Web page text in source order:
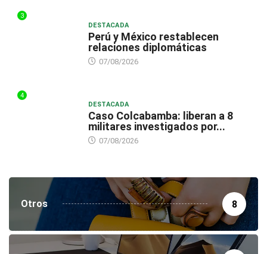
3
DESTACADA
Perú y México restablecen
relaciones diplomáticas
07/08/2026
4
DESTACADA
Caso Colcabamba: liberan a 8
militares investigados por...
07/08/2026
Otros 8